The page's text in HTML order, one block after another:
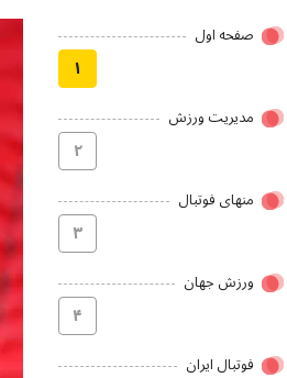
صفحه اول
۱
مدیریت ورزش
۲
منهای فوتبال
۳
ورزش جهان
۴
فوتبال ایران